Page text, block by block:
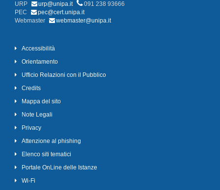
URP
urp@unipa.it
091 238 93666
PEC
pec@cert.unipa.it
Webmaster
webmaster@unipa.it
Accessibilità
Orientamento
Ufficio Relazioni con il Pubblico
Credits
Mappa del sito
Note Legali
Privacy
Attenzione al phishing
Elenco siti tematici
Portale OnLine delle Istanze
Wi-Fi